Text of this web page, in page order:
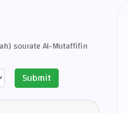
sourate Al-Mutaffifin
Submit